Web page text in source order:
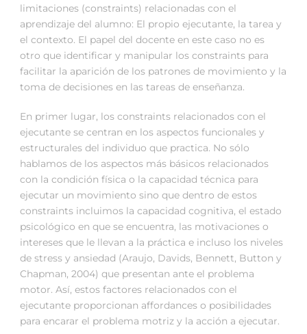
limitaciones (constraints) relacionadas con el
aprendizaje del alumno: El propio ejecutante, la tarea y
el contexto. El papel del docente en este caso no es
otro que identificar y manipular los constraints para
facilitar la aparición de los patrones de movimiento y la
toma de decisiones en las tareas de enseñanza.
En primer lugar, los constraints relacionados con el
ejecutante se centran en los aspectos funcionales y
estructurales del individuo que practica. No sólo
hablamos de los aspectos más básicos relacionados
con la condición física o la capacidad técnica para
ejecutar un movimiento sino que dentro de estos
constraints incluimos la capacidad cognitiva, el estado
psicológico en que se encuentra, las motivaciones o
intereses que le llevan a la práctica e incluso los niveles
de stress y ansiedad (Araujo, Davids, Bennett, Button y
Chapman, 2004) que presentan ante el problema
motor. Así, estos factores relacionados con el
ejecutante proporcionan affordances o posibilidades
para encarar el problema motriz y la acción a ejecutar.